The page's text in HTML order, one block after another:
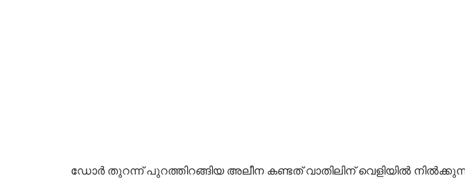
ഡോർ തുറന്ന് പുറത്തിറങ്ങിയ അലീന കണ്ടത് വാതിലിന് വെളിയിൽ